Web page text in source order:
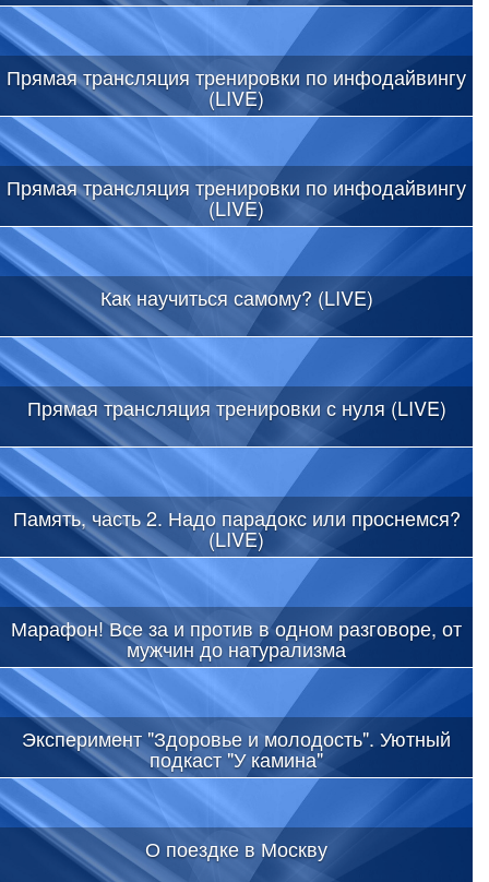
Прямая трансляция тренировки по инфодайвингу
(LIVE)
Прямая трансляция тренировки по инфодайвингу
(LIVE)
Как научиться самому? (LIVE)
Прямая трансляция тренировки с нуля (LIVE)
Память, часть 2. Надо парадокс или проснемся?
(LIVE)
Марафон! Все за и против в одном разговоре, от
мужчин до натурализма
Эксперимент "Здоровье и молодость". Уютный
подкаст "У камина"
О поездке в Москву